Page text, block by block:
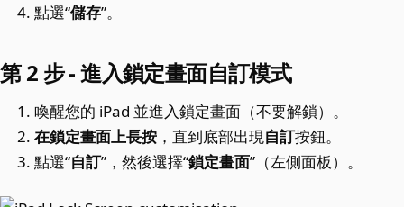
點選“儲存”。
第 2 步 - 進入鎖定畫面自訂模式
喚醒您的 iPad 並進入鎖定畫面（不要解鎖）。
在鎖定畫面上長按 ，直到底部出現自訂按鈕。
點選“自訂”，然後選擇“鎖定畫面”（左側面板）。